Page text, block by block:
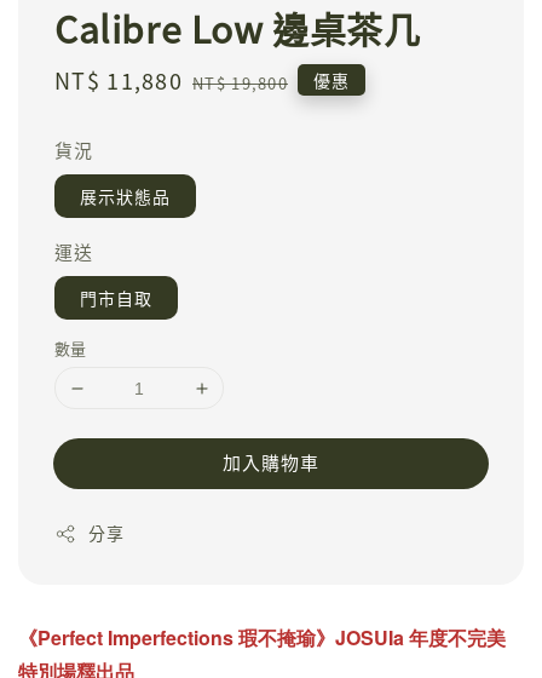
Calibre Low 邊桌茶几
Sale
NT$ 11,880 Regular
NT$ 19,800 優惠
貨況
展示狀態品
運送
門市自取
數量
加入購物車
分享
《Perfect Imperfections瑕不掩瑜》JOSUIa 年度不完美
特別場釋出品